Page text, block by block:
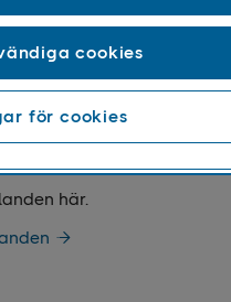
här.
för cookies
cookies